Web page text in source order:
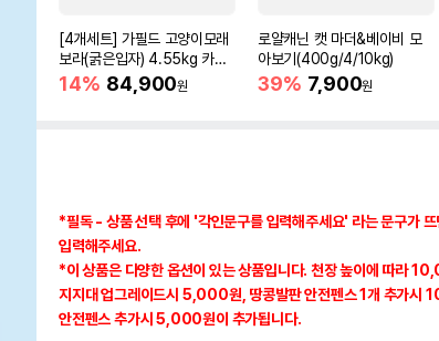
[4개세트] 가필드 고양이모래
보라(굵은입자) 4.55kg 카사
바모래
14% 84,900원
로얄캐닌 캣 마더&베이비 모
아보기(400g/4/10kg)
39% 7,900원
*필독 - 상품 선택 후에 '각인문구를 입력해주세요' 라는 문구가
입력해주세요.
*이 상품은 다양한 옵션이 있는 상품입니다. 천장 높이에 따
지지대 업그레이드시 5,000원, 땅콩발판 안전펜스 1개 추가시
안전펜스 추가시 5,000원이 추가됩니다.